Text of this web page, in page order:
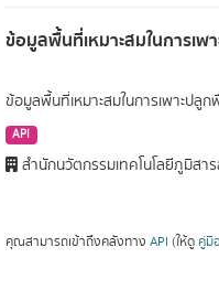
ข้อมูลพื้นที่เหมาะสมในการเ
ข้อมูลพื้นที่เหมาะสมในการเพาะปลู
API
สำนักนวัตกรรมเทคโนโลยีภูมิสา
คุณสามารถเข้าถึงคลังทาง API (ให้ดู คู่มื